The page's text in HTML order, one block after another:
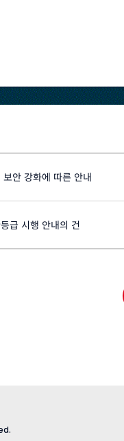
보안 강화에 따른 안내
급 시행 안내의 건